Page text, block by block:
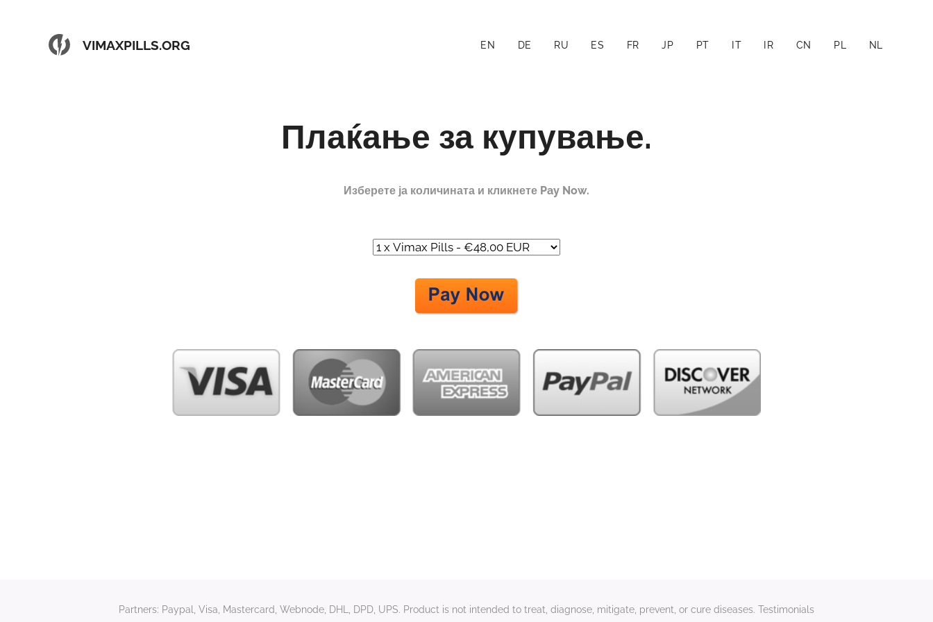
VIMAXPILLS.ORG EN DE RU ES FR JP PT IT IR CN PL NL
Плаќање за купување.
Изберете ја количината и кликнете Pay Now.
Partners: Paypal, Visa, Mastercard, Webnode, DHL, DPD, UPS. Product is not intended to treat, diagnose, mitigate, prevent, or cure diseases. Testimonials